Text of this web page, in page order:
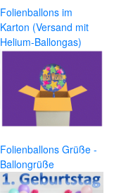
Folienballons im
Karton (Versand mit
Helium-Ballongas)
Folienballons Grüße -
Ballongrüße